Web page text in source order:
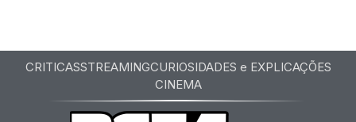
CRITICASSTREAMINGCURIOSIDADES e EXPLICAÇÕES
CINEMA